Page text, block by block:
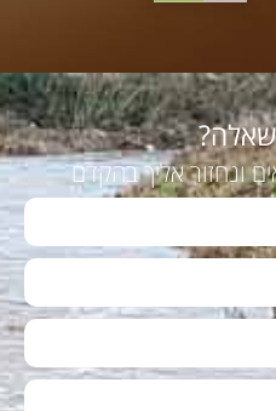
ונחזור אליך בהקדם